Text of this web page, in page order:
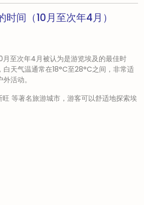
间（10月至次年4月）
月至次年4月被认为是游览埃及的最佳时
白天气温通常在18°C至28°C之间，非常适
活动。
旺 等著名旅游城市，游客可以舒适地探索埃